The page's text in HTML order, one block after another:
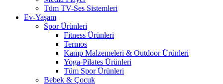
Tüm TV-Ses Sistemleri
Ev-Yaşam
Spor Ürünleri
Fitness Ürünleri
Termos
Kamp Malzemeleri & Outdoor Ürünleri
Yoga-Pilates Ürünleri
Tüm Spor Ürünleri
Bebek & Çocuk